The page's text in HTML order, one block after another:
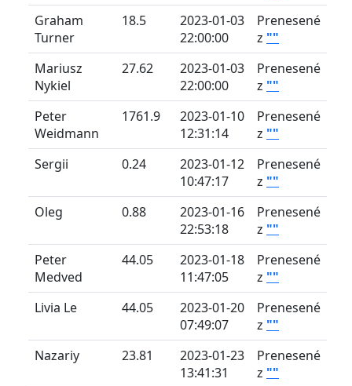
Graham
Turner
18.5
2023-01-03
22:00:00
Prenesené
z ""
Mariusz
Nykiel
27.62
2023-01-03
22:00:00
Prenesené
z ""
Peter
Weidmann
1761.9
2023-01-10
12:31:14
Prenesené
z ""
Sergii
0.24
2023-01-12
10:47:17
Prenesené
z ""
Oleg
0.88
2023-01-16
22:53:18
Prenesené
z ""
Peter
Medved
44.05
2023-01-18
11:47:05
Prenesené
z ""
Livia Le
44.05
2023-01-20
07:49:07
Prenesené
z ""
Nazariy
23.81
2023-01-23
13:41:31
Prenesené
z ""